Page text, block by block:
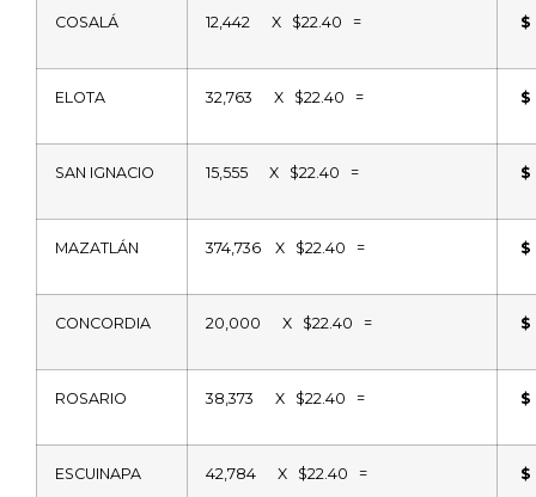
COSALÁ 12,442 X $22.40 = $
ELOTA 32,763 X $22.40 = $
SAN IGNACIO 15,555 X $22.40 = $
MAZATLÁN 374,736 X $22.40 = $
CONCORDIA 20,000 X $22.40 = $
ROSARIO 38,373 X $22.40 = $
ESCUINAPA 42,784 X $22.40 = $